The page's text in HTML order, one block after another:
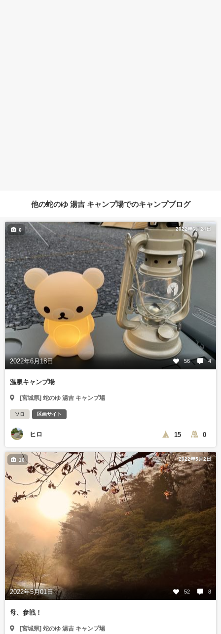
他の蛇のゆ 湯吉 キャンプ場でのキャンプブログ
2022年6月24日
2022年6月18日 56 4
6
温泉キャンプ場
[宮城県] 蛇のゆ 湯吉 キャンプ場
ソロ 区画サイト
ヒロ 15 0
2022年5月2日
2022年5月01日 52 8
10
母、参戦！
[宮城県] 蛇のゆ 湯吉 キャンプ場